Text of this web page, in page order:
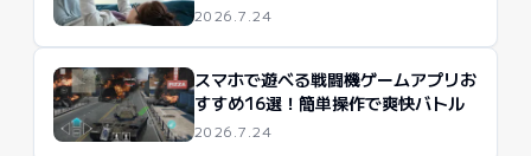
2026.7.24
スマホで遊べる戦闘機ゲームアプリお
すすめ16選！簡単操作で爽快バトル
2026.7.24